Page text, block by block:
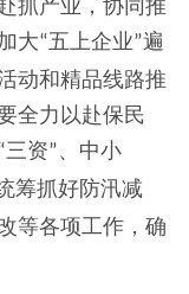
抓产业，协同推
大“五上企业”遍
动和精品线路推
全力以赴保民
三资”、中小
筹抓好防汛减
等各项工作，确